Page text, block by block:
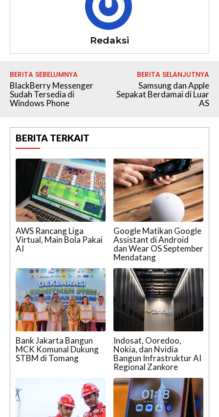
Redaksi
BERITA SEBELUMNYA
BlackBerry Messenger
Sudah Tersedia di
Windows Phone
BERITA SELANJUTNYA
Samsung dan Apple
Sepakat Berdamai di Luar
AS
BERITA TERKAIT
AWS Rancang Liga
Virtual, Main Bola Pakai
AI
Google Matikan Google
Assistant di Android
dan Wear OS September
Mendatang
Bank Jakarta Bangun
MCK Komunal Dukung
STBM di Tomang
Indosat, Ooredoo,
Nokia, dan Nvidia
Bangun Infrastruktur AI
Regional Zankore